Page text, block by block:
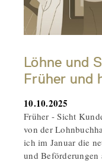
Löhne und
Früher und
10.10.2025
Früher - Sicht
von der
ich im Januar die
und Beförderungen